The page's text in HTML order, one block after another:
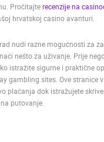
Pročitajterecenzije na
hrvatskoj casino avanturi.
nudi razne mogućnosti za
nešto za uživanje. Prije
istražite sigurne i praktične
gambling sites. Ove stranice
plaćanja dok istražujete
putovanje.